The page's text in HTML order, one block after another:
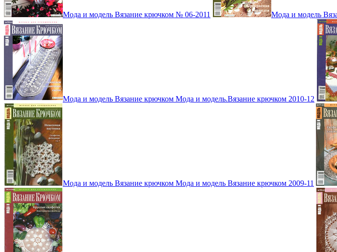
Мода и модель Вязание крючком № 06-2011 Мода и модель
Мода и модель Вязание крючком Мода и модель.Вязание крючком 2010-12
Мода и модель Вязание крючком Мода и модель Вязание крючком 2009-11